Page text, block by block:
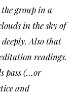
group in a
in the sky of
Also that
readings.
pass (…or
and